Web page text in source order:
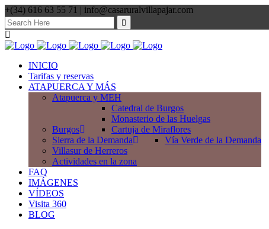
+(34) 616 63 55 71 | info@casaruralvillapajar.com
Search
for:
INICIO
Tarifas y reservas
ATAPUERCA Y MÁS
Atapuerca y MEH
Burgos
Catedral de Burgos
Monasterio de las Huelgas
Cartuja de Miraflores
Sierra de la Demanda
Vía Verde de la Demanda
Villasur de Herreros
Actividades en la zona
FAQ
IMÁGENES
VÍDEOS
Visita 360
BLOG